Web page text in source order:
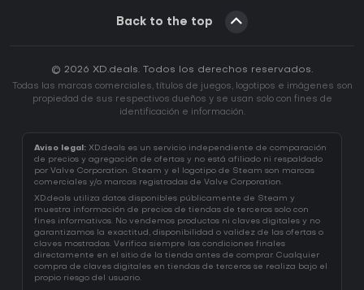
Back to the top
© 2026 XD.deals. Todos los derechos reservados.
Todas las marcas comerciales, títulos de juegos, logotipos e imágenes son
propiedad de sus respectivos dueños y se usan solo con fines de
identificación e información.
Aviso legal: XD.deals es un servicio independiente de comparación
de precios y agregación de ofertas y no está afiliado ni respaldado
por Valve Corporation. Steam y el logotipo de Steam son marcas
comerciales y/o marcas registradas de Valve Corporation.
XD.deals utiliza datos disponibles públicamente de Steam y
muestra información de precios de tiendas de terceros solo con
fines informativos. No vendemos productos ni claves digitales y no
garantizamos la exactitud, disponibilidad o validez de las ofertas o
claves mostradas. Verifica siempre las condiciones finales
directamente en el sitio de la tienda antes de comprar. Cualquier
compra de claves digitales en tiendas de terceros se realiza bajo el
propio riesgo del usuario.